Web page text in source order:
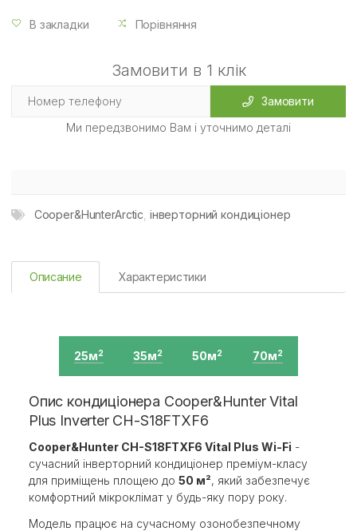
В закладки Порівняння
Замовити в 1 клік
Замовити
Ми передзвонимо Вам і уточнимо деталі
Cooper&HunterArctic інверторний кондиціонер
Описание Характеристики
25м2 35м2 50м2 70м2
Опис кондиціонера Cooper&Hunter Vital
Plus Inverter CH-S18FTXF6
Cooper&Hunter CH-S18FTXF6 Vital Plus Wi-Fi -
сучасний інверторний кондиціонер преміум-класу
для приміщень площею до 50 м², який забезпечує
комфортний мікроклімат у будь-яку пору року.
Модель працює на сучасному озонобезпечному